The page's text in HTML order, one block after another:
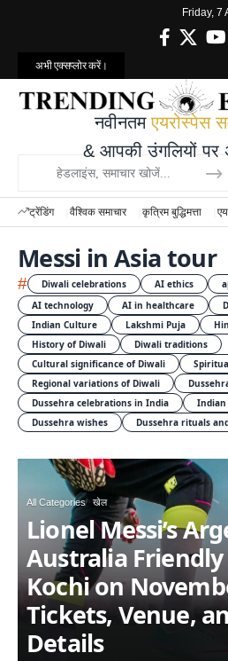
Friday, 7
अभी एक्सप्लोर करें।
नवीनतम एयरोस्पेस
& आपकी उंगलियों पर
ट्रेंडिंग वैश्विक समाचार कृत्रिम बुद्धिमत्ता
Messi in Asia tour
# Diwali celebrations AI ethics
AI technology
AI in healthcare
Indian Culture
Lakshmi Puja
History of Diwali
Diwali traditions
Cultural significance of Diwali
Regional variations of Diwali
Dussehra celebrations in India
Indian
Dussehra wishes
Dussehra rituals
All Categories खेल
Lionel Messi’s
Australia
Kochi on
Tickets, Venue,
Details